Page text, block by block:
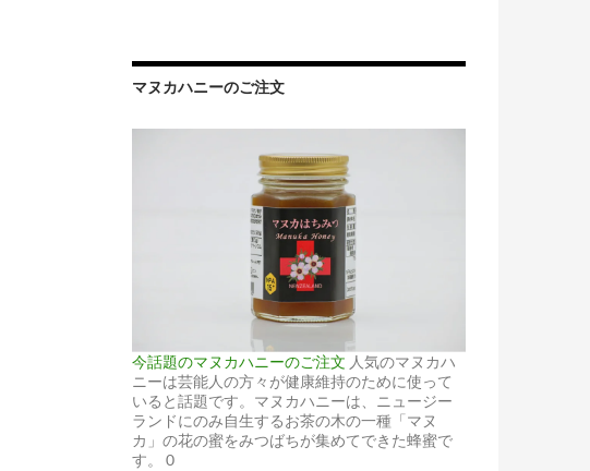
マヌカハニーのご注文
今話題のマヌカハニーのご注文 人気のマヌカハ
ニーは芸能人の方々が健康維持のために使って
いると話題です。マヌカハニーは、ニュージー
ランドにのみ自生するお茶の木の一種「マヌ
カ」の花の蜜をみつばちが集めてできた蜂蜜で
す。 0